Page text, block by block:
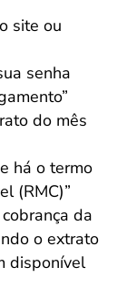
site ou
senha
do mês
há o termo
(RMC)”
da
o extrato
disponível